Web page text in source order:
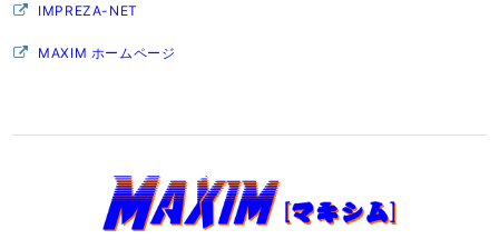
IMPREZA-NET
MAXIM ホームページ